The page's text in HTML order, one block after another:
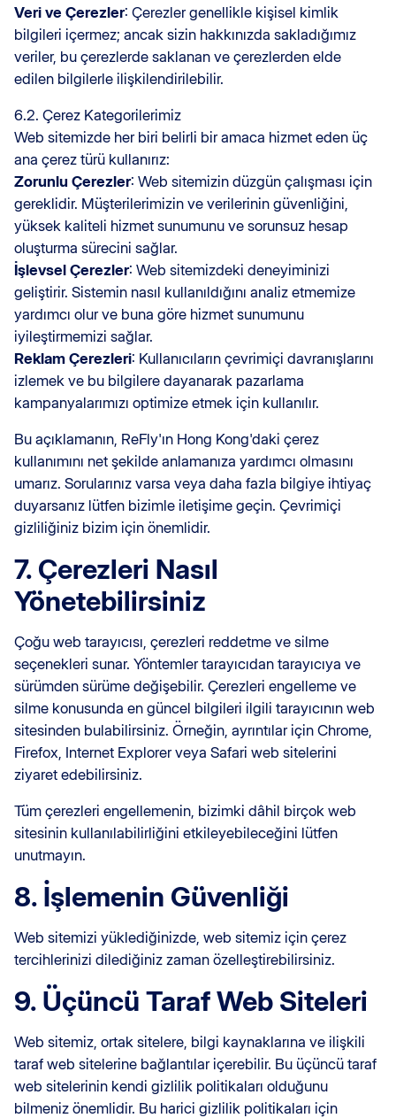
Veri ve Çerezler: Çerezler genellikle kişisel kimlik
bilgileri içermez; ancak sizin hakkınızda sakladığımız
veriler, bu çerezlerde saklanan ve çerezlerden elde
edilen bilgilerle ilişkilendirilebilir.
6.2. Çerez Kategorilerimiz
Web sitemizde her biri belirli bir amaca hizmet eden üç
ana çerez türü kullanırız:
Zorunlu Çerezler: Web sitemizin düzgün çalışması için
gereklidir. Müşterilerimizin ve verilerinin güvenliğini,
yüksek kaliteli hizmet sunumunu ve sorunsuz hesap
oluşturma sürecini sağlar.
İşlevsel Çerezler: Web sitemizdeki deneyiminizi
geliştirir. Sistemin nasıl kullanıldığını analiz etmemize
yardımcı olur ve buna göre hizmet sunumunu
iyileştirmemizi sağlar.
Reklam Çerezleri: Kullanıcıların çevrimiçi davranışlarını
izlemek ve bu bilgilere dayanarak pazarlama
kampanyalarımızı optimize etmek için kullanılır.
Bu açıklamanın, ReFly'ın Hong Kong'daki çerez
kullanımını net şekilde anlamanıza yardımcı olmasını
umarız. Sorularınız varsa veya daha fazla bilgiye ihtiyaç
duyarsanız lütfen bizimle iletişime geçin. Çevrimiçi
gizliliğiniz bizim için önemlidir.
7. Çerezleri Nasıl
Yönetebilirsiniz
Çoğu web tarayıcısı, çerezleri reddetme ve silme
seçenekleri sunar. Yöntemler tarayıcıdan tarayıcıya ve
sürümden sürüme değişebilir. Çerezleri engelleme ve
silme konusunda en güncel bilgileri ilgili tarayıcının web
sitesinden bulabilirsiniz. Örneğin, ayrıntılar için Chrome,
Firefox, Internet Explorer veya Safari web sitelerini
ziyaret edebilirsiniz.
Tüm çerezleri engellemenin, bizimki dâhil birçok web
sitesinin kullanılabilirliğini etkileyebileceğini lütfen
unutmayın.
8. İşlemenin Güvenliği
Web sitemizi yüklediğinizde, web sitemiz için çerez
tercihlerinizi dilediğiniz zaman özelleştirebilirsiniz.
9. Üçüncü Taraf Web Siteleri
Web sitemiz, ortak sitelere, bilgi kaynaklarına ve ilişkili
taraf web sitelerine bağlantılar içerebilir. Bu üçüncü taraf
web sitelerinin kendi gizlilik politikaları olduğunu
bilmeniz önemlidir. Bu harici gizlilik politikaları için